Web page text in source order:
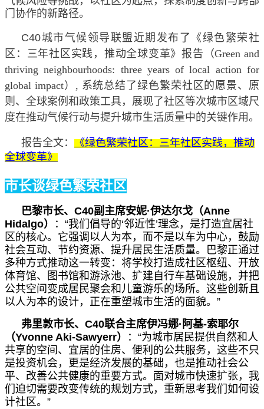
门协作的新路径。
C40城市气候领导联盟近期发布了《绿色繁荣社
区：三年社区实践，推动全球变革》报告（Green and
thriving neighbourhoods: three years of local action for
global impact）, 系统总结了绿色繁荣社区的愿景、原
则、全球案例和政策工具，展现了社区等次城市区域尺
度在推动气候行动与提升城市生活质量中的关键作用。
报告全文： 《绿色繁荣社区：三年社区实践，推动
全球变革》
市长谈绿色繁荣社区
巴黎市长、C40副主席安妮·伊达尔戈（Anne
Hidalgo）
： “我们倡导的‘邻近性’理念，是打造宜居社
区的核心。它强调以人为本，而不是以车为中心，鼓励
社会互动、节约资源、提升居民生活质量。巴黎正通过
多种方式推动这一转变：将学校打造成社区枢纽、开放
体育馆、图书馆和游泳池、扩建自行车基础设施，并把
公共空间变成居民聚会和儿童游乐的场所。这些创新且
以人为本的设计，正在重塑城市生活的面貌。 ”
弗里敦市长、C40联合主席伊冯娜· 阿基-索耶尔
（Yvonne Aki-Sawyerr）
： “为城市居民提供自然和人
共享的空间、宜居的住房、便利的公共服务，这些不只
是投资机会，更是经济发展的基础，也是推动社会公
平、改善公共健康的重要方式。面对城市快速扩张，我
们迫切需要改变传统的规划方式，重新思考我们如何设
计社区。 ”